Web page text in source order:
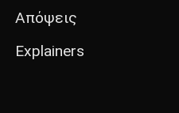
Απόψεις
Explainers